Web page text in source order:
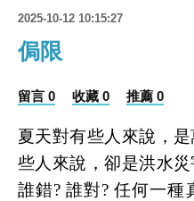
2025-10-12 10:15:27
侷限
留言 0 收藏 0 推薦 0
夏天對有些人來說，
些人來說，卻是洪水
誰錯?誰對?任何一種